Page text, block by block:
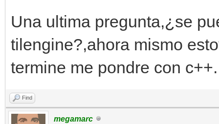
Una ultima pregunta,¿se
tilengine?,ahora mismo
termine me pondre con c++.
Find
megamarc